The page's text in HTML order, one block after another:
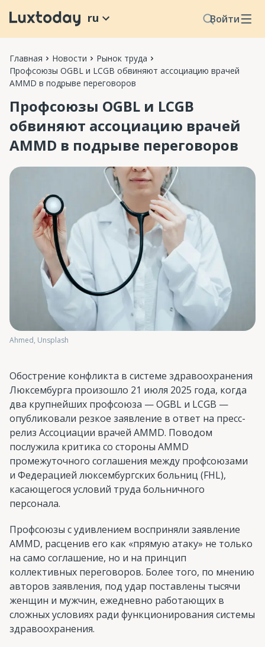
Войти
ru
Главная Новости
Рынок труда
Профсоюзы OGBL и LCGB обвиняют ассоциацию врачей
AMMD в подрыве переговоров
Профсоюзы OGBL и LCGB
обвиняют ассоциацию врачей
AMMD в подрыве переговоров
Ahmed, Unsplash
Обострение конфликта в системе здравоохранения
Люксембурга произошло 21 июля 2025 года, когда
два крупнейших профсоюза — OGBL и LCGB —
опубликовали резкое заявление в ответ на пресс-
релиз Ассоциации врачей AMMD. Поводом
послужила критика со стороны AMMD
промежуточного соглашения между профсоюзами
и Федерацией люксембургских больниц (FHL),
касающегося условий труда больничного
персонала.
Профсоюзы с удивлением восприняли заявление
AMMD, расценив его как «прямую атаку» не только
на само соглашение, но и на принцип
коллективных переговоров. Более того, по мнению
авторов заявления, под удар поставлены тысячи
женщин и мужчин, ежедневно работающих в
сложных условиях ради функционирования системы
здравоохранения.